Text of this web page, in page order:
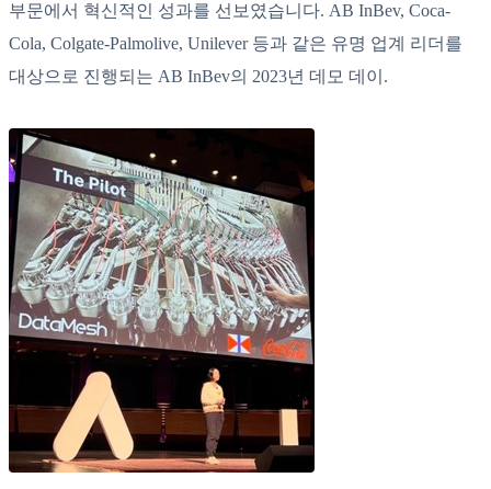
부문에서 혁신적인 성과를 선보였습니다. AB InBev, Coca-
Cola, Colgate-Palmolive, Unilever 등과 같은 유명 업계 리더를
대상으로 진행되는 AB InBev의 2023년 데모 데이.